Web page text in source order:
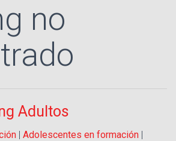
no
Adultos
| Adolescentes en formación |